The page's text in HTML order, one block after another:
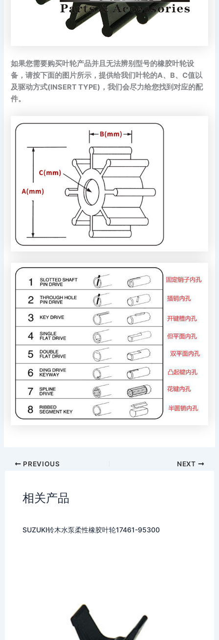
如果您需要购买叶轮产品并且无法辨别型号的橡胶叶轮设
备，请按下面的图片所示，提供给我们叶轮的A、B、C值以
及驱动方式(INSERT TYPE)，我们会尽力给您找到对应的配
件。
PREVIOUS NEXT
相关产品
SUZUKI铃木水泵柔性橡胶叶轮17461-95300